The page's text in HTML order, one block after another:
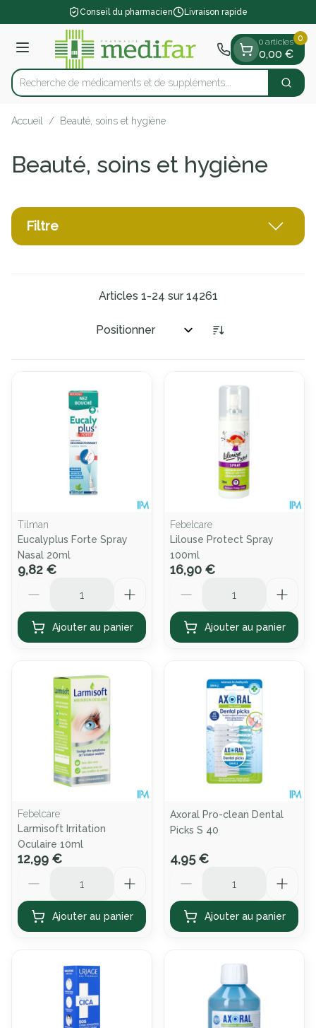
Aller au contenu
1 de 1Conseil du pharmacien Livraison rapide
Menu
Rechercher
Recherche de médicaments et de
0 articles
0,00 €
0
Accueil / Beauté, soins et hygiène
Beauté, soins et hygiène
Filtre
Articles 1-24 sur14261
Trier par:
Tilman
Eucalyplus Forte Spray
Nasal 20ml
9,82 €
Ajouter au panier
Febelcare
Lilouse Protect Spray
100ml
16,90 €
Ajouter au panier
Febelcare
Larmisoft Irritation
Oculaire 10ml
12,99 €
Ajouter au panier
Axoral Pro-clean Dental
Picks S 40
4,95 €
Ajouter au panier